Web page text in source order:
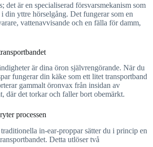
det är en specialiserad försvarsmekanism som
din yttre hörselgång. Det fungerar som en
vattenavvisande och en fälla för damm,
är dina öron självrengörande. När du
fungerar din käke som ett litet transportband
gammalt öronvax från insidan av
där det torkar och faller bort obemärkt.
processen
in-ear-proppar sätter du i princip en
Detta utlöser två